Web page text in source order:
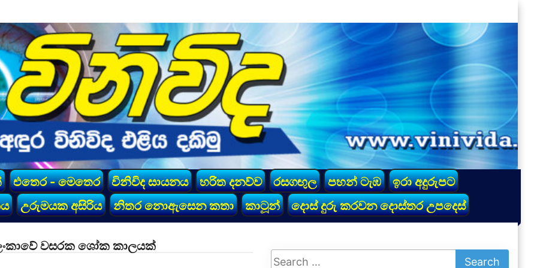
එතෙර - මෙතෙර විනිවිද සායනය හරිත දනව්ව රසගඟුල පහන් ටැඹ
ඉරා අදුරුපට
උරුමයක අසිරිය නිතර නොඇසෙන කතා කාටූන් දොස් දුරු කරවන දොස්තර උපදෙස්
වසරක ශෝක කාලයක්